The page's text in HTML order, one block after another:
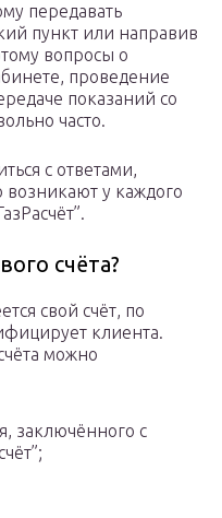
передавать
пункт или направив
вопросы о
проведение
показаний со
часто.
с ответами,
возникают у каждого
счёта?
свой счёт, по
клиента.
можно
заключённого с